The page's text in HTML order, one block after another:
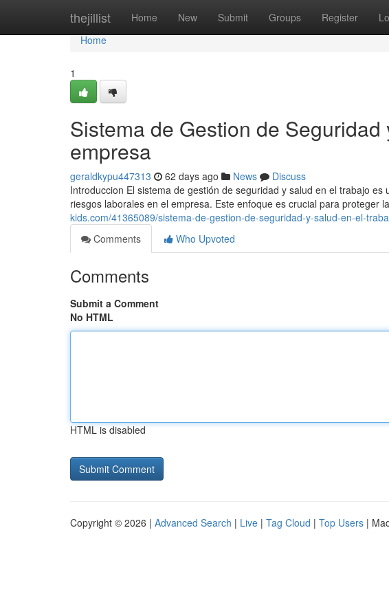
thejillist Home New Submit Groups Register
Home
Home
1
Sistema de Gestion de
empresa
geraldkypu447313 62 days ago News
Discuss
Introduccion El sistema de gestión de seguridad y salud en el trabajo
riesgos laborales en el empresa. Este enfoque es crucial para proteger
kids.com/41365089/sistema-de-gestion-de-seguridad-y-salud-en-el-
Comments
Who Upvoted
Comments
Submit a Comment
No HTML
HTML is disabled
Copyright © 2026 | Advanced Search | Live | Tag Cloud | Top Users |